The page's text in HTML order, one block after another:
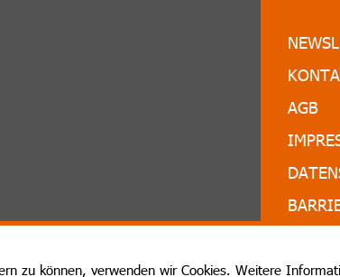
zu können, verwenden wir Cookies. Weitere
AGB